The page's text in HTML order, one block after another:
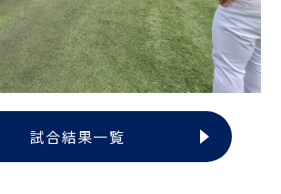
試合結果一覧